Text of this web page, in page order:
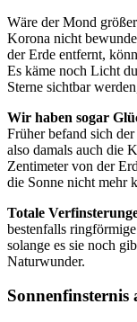
Wäre der Mond
Korona nicht
der Erde entfernt,
Es käme noch Licht
Sterne sichtbar
Wir haben sogar
Früher befand sich
also damals auch die
Zentimeter von der
die Sonne nicht mehr
Totale
bestenfalls
solange es sie noch
Naturwunder.
Sonnenfinsternis